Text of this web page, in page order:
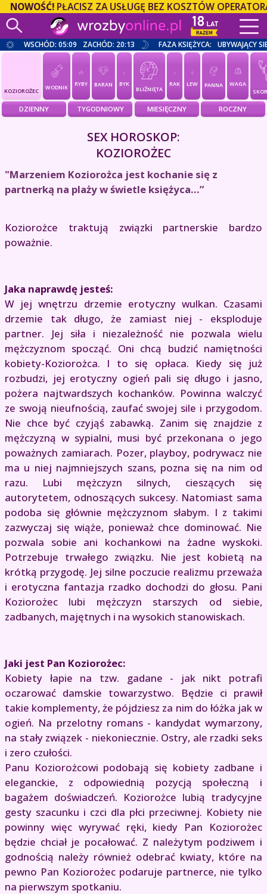
PŁACISZ ZA USŁUGĘ BEZ KOSZTÓW OPERATORA Z
WSCHÓD: 05:09 ZACHÓD: 20:13 FAZA KSIĘŻYCA: UBYWAJĄCY
KOZIOROŻEC WODNIK RYBY BARAN BYK
BLIŹNIĘTA
RAK LEW PANNA
WAGA
DZIENNY TYGODNIOWY MIESIĘCZNY ROCZNY
SEX HOROSKOP:
KOZIOROŻEC
"Marzeniem Koziorożca jest kochanie się z
partnerką na plaży w świetle księżyca...”
Koziorożce traktują związki partnerskie bardzo
poważnie.
Jaka naprawdę jesteś:
W jej wnętrzu drzemie erotyczny wulkan. Czasami
drzemie tak długo, że zamiast niej - eksploduje
partner. Jej siła i niezależność nie pozwala wielu
mężczyznom spocząć. Oni chcą budzić namiętności
kobiety-Koziorożca. I to się opłaca. Kiedy się już
rozbudzi, jej erotyczny ogień pali się długo i jasno,
pożera najtwardszych kochanków. Powinna walczyć
ze swoją nieufnością, zaufać swojej sile i przygodom.
Nie chce być czyjąś zabawką. Zanim się znajdzie z
mężczyzną w sypialni, musi być przekonana o jego
poważnych zamiarach. Pozer, playboy, podrywacz nie
ma u niej najmniejszych szans, pozna się na nim od
razu. Lubi mężczyzn silnych, cieszących się
autorytetem, odnoszących sukcesy. Natomiast sama
podoba się głównie mężczyznom słabym. I z takimi
zazwyczaj się wiąże, ponieważ chce dominować. Nie
pozwala sobie ani kochankowi na żadne wyskoki.
Potrzebuje trwałego związku. Nie jest kobietą na
krótką przygodę. Jej silne poczucie realizmu przeważa
i erotyczna fantazja rzadko dochodzi do głosu. Pani
Koziorożec lubi mężczyzn starszych od siebie,
zadbanych, majętnych i na wysokich stanowiskach.
Jaki jest Pan Koziorożec:
Kobiety łapie na tzw. gadane - jak nikt potrafi
oczarować damskie towarzystwo. Będzie ci prawił
takie komplementy, że pójdziesz za nim do łóżka jak w
ogień. Na przelotny romans - kandydat wymarzony,
na stały związek - niekoniecznie. Ostry, ale rzadki seks
i zero czułości.
Panu Koziorożcowi podobają się kobiety zadbane i
eleganckie, z odpowiednią pozycją społeczną i
bagażem doświadczeń. Koziorożce lubią tradycyjne
gesty szacunku i czci dla płci przeciwnej. Kobiety nie
powinny więc wyrywać ręki, kiedy Pan Koziorożec
będzie chciał je pocałować. Z należytym podziwem i
godnością należy również odebrać kwiaty, które na
pewno Pan Koziorożec podaruje partnerce, nie tylko
na pierwszym spotkaniu.